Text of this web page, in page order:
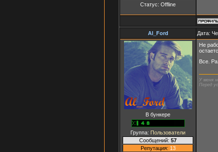
Статус: Offline
Al_Ford Дата:
В бункере
Группа: Пользователи
Сообщений: 57
Репутация: 13
Не
Все.
У меня
Перед